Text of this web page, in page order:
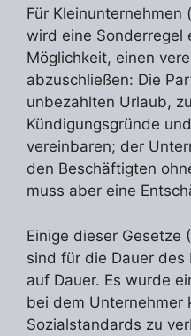
Für
wird eine Sonderregel
Möglichkeit, einen
abzuschließen: Die
unbezahlten Urlaub,
Kündigungsgründe
vereinbaren; der
den Beschäftigten
muss aber eine
Einige dieser Gesetze
sind für die Dauer des
auf Dauer. Es wurde
bei dem Unternehmer
Sozialstandards zu